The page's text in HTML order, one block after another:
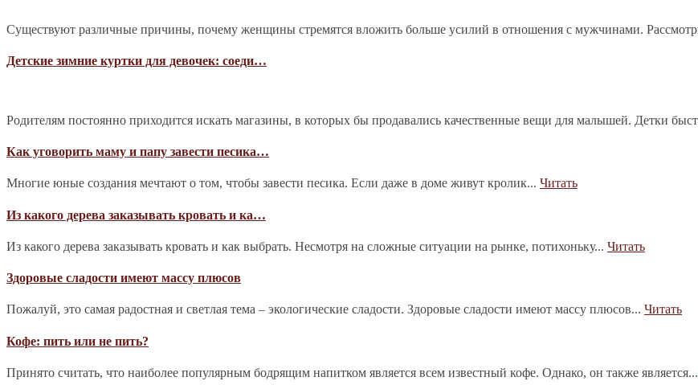
Существуют различные причины, почему женщины стремятся вложить больше усилий в отношения с мужчинами.
Детские зимние куртки для девочек: соеди…
Родителям постоянно приходится искать магазины, в которых бы продавались качественные вещи для малышей. Детки
Как уговорить маму и папу завести песика…
Многие юные создания мечтают о том, чтобы завести песика. Если даже в доме живут кролик... Читать
Из какого дерева заказывать кровать и ка…
Из какого дерева заказывать кровать и как выбрать. Несмотря на сложные ситуации на рынке, потихоньку... Читать
Здоровые сладости имеют массу плюсов
Пожалуй, это самая радостная и светлая тема – экологические сладости. Здоровые сладости имеют массу плюсов... Читать
Кофе: пить или не пить?
Принято считать, что наиболее популярным бодрящим напитком является всем известный кофе. Однако, он также является...